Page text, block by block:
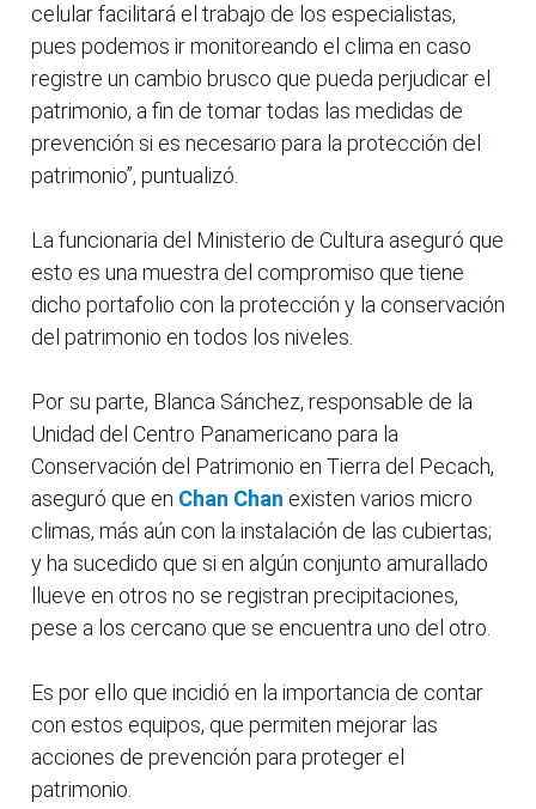
celular facilitará el trabajo de los especialistas,
pues podemos ir monitoreando el clima en caso
registre un cambio brusco que pueda perjudicar el
patrimonio, a fin de tomar todas las medidas de
prevención si es necesario para la protección del
patrimonio”, puntualizó.
La funcionaria del Ministerio de Cultura aseguró que
esto es una muestra del compromiso que tiene
dicho portafolio con la protección y la conservación
del patrimonio en todos los niveles.
Por su parte, Blanca Sánchez, responsable de la
Unidad del Centro Panamericano para la
Conservación del Patrimonio en Tierra del Pecach,
aseguró que en Chan Chan existen varios micro
climas, más aún con la instalación de las cubiertas;
y ha sucedido que si en algún conjunto amurallado
llueve en otros no se registran precipitaciones,
pese a los cercano que se encuentra uno del otro.
Es por ello que incidió en la importancia de contar
con estos equipos, que permiten mejorar las
acciones de prevención para proteger el
patrimonio.